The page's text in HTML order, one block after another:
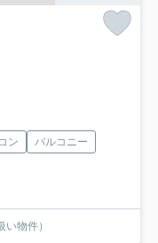
ン
バルコニー
物件）